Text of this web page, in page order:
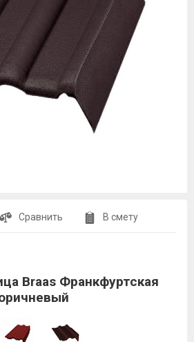
Сравнить В смету
Braas Франкфуртская